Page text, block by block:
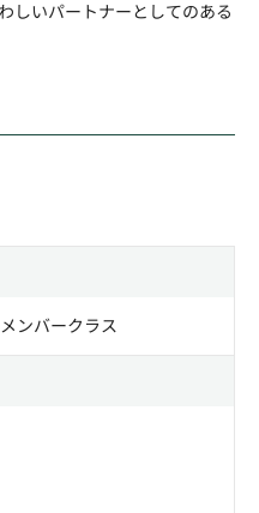
しいパートナーとしてのある
ンバークラス